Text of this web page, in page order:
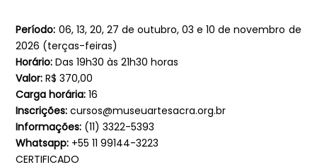
Período: 06, 13, 20, 27 de outubro, 03 e 10 de novembro de
2026 (terças-feiras)
Horário:Das 19h30 às 21h30 horas
Valor: R$ 370,00
Carga horária: 16
Inscrições:cursos@museuartesacra.org.br
Informações: (11) 3322-5393
Whatsapp: +55 11 99144-3223
CERTIFICADO